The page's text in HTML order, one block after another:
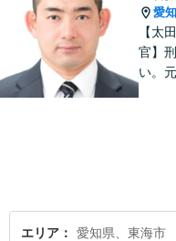
愛
【太
官】
い。
エリア 愛知県、東海市